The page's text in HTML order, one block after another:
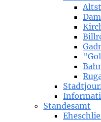
Standesamt